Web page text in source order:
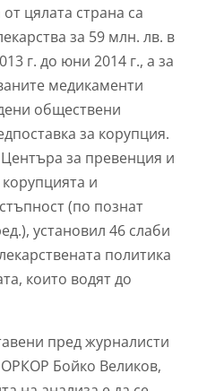
цялата страна са
за 59 млн. лв. в
г. до юни 2014 г., а за
медикаменти
обществени
за корупция.
за превенция и
и
(по познат
установил 46 слаби
политика
които водят до
пред журналисти
Бойко Великов,